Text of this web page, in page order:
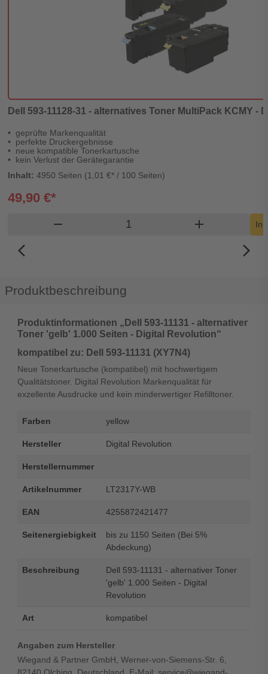
Dell 593-11128-31 - alternatives Toner MultiPack KCMY -
geprüfte Markenqualität
perfekte Druckergebnisse
neue kompatible Tonerkartusche
kein Verlust der Gerätegarantie
Inhalt: 4950 Seiten (1,01 €* / 100 Seiten)
49,90 €*
remove Produkt Warenkorb Menge
add In
arrow_back_ios_new arrow_forward_ios
Produktbeschreibung
Produktinformationen „Dell 593-11131 - alternativer
Toner 'gelb' 1.000 Seiten - Digital Revolution“
kompatibel zu: Dell 593-11131 (XY7N4)
Neue Tonerkartusche (kompatibel) mit hochwertigem
Qualitätstoner. Digital Revolution Markenqualität für
exzellente Ausdrucke und kein minderwertiger Refilltoner.
Farben yellow
Hersteller Digital Revolution
Herstellernummer
Artikelnummer LT2317Y-WB
EAN 4255872421477
Seitenergiebigkeit
bis zu 1150 Seiten (Bei 5%
Abdeckung)
Beschreibung
Dell 593-11131 - alternativer Toner
'gelb' 1.000 Seiten - Digital
Revolution
Art kompatibel
Angaben zum Hersteller
Wiegand & Partner GmbH, Werner-von-Siemens-Str. 6,